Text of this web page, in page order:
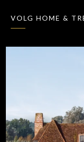
VOLG HOME &